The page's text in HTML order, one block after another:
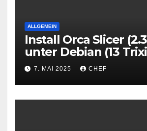
ALLGEMEIN
Install Orca Slicer
unter Debian (13
7. MAI 2025 CHEF